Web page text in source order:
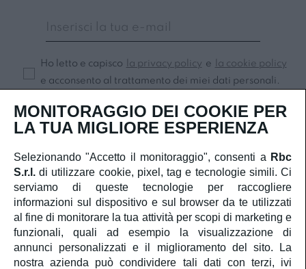
Ho letto e capisco la privacy policy e
la cookie policy
e acconsento al trattamento dei miei dati personali.
Iscriviti
SERVIZIO CLIENTI
ACCOUNT
CORPORATE
MONITORAGGIO DEI COOKIE PER
LA TUA MIGLIORE ESPERIENZA
Selezionando "Accetto il monitoraggio", consenti a Rbc
S.r.l. di utilizzare cookie, pixel, tag e tecnologie simili. Ci
serviamo di queste tecnologie per raccogliere
informazioni sul dispositivo e sul browser da te utilizzati
al fine di monitorare la tua attività per scopi di marketing e
funzionali, quali ad esempio la visualizzazione di
annunci personalizzati e il miglioramento del sito. La
nostra azienda può condividere tali dati con terzi, ivi